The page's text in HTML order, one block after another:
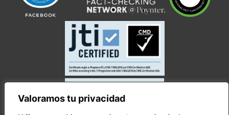
Valoramos tu privacidad